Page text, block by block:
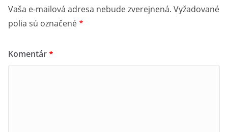
Vaša e-mailová adresa nebude zverejnená. Vyžadované
polia sú označené*
Komentár*